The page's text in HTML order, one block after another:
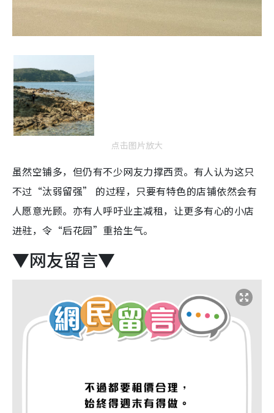
点击图片放大
虽然空铺多，但仍有不少网友力撑西贡。有人认为这只
不过“汰弱留强” 的过程，只要有特色的店铺依然会有
人愿意光顾。亦有人呼吁业主减租，让更多有心的小店
进驻，令“后花园”重拾生气。
▼网友留言▼